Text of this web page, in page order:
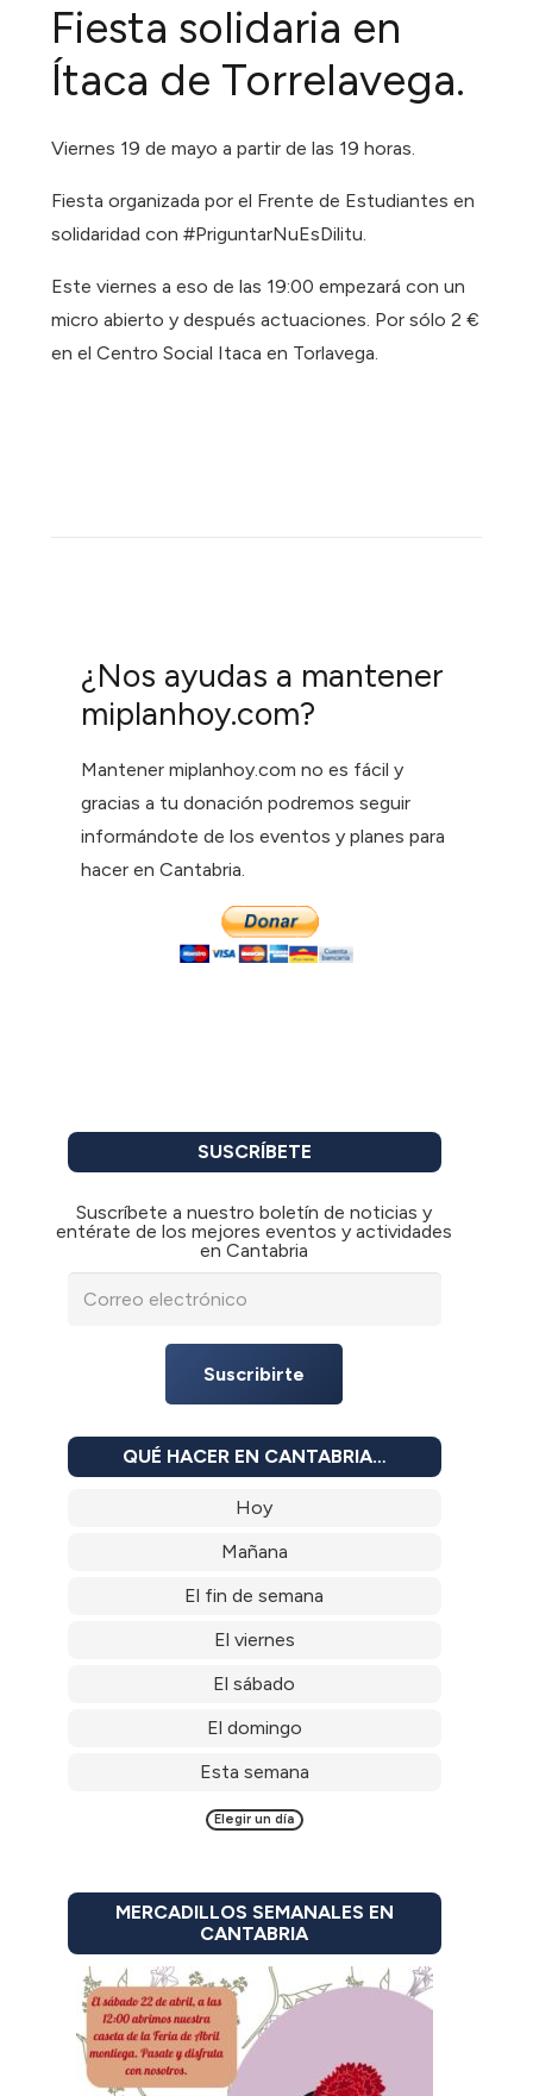
Fiesta solidaria en
Ítaca de Torrelavega.
Viernes 19 de mayo a partir de las 19 horas.
Fiesta organizada por el Frente de Estudiantes en
solidaridad con #PriguntarNuEsDilitu.
Este viernes a eso de las 19:00 empezará con un
micro abierto y después actuaciones. Por sólo 2 €
en el Centro Social Itaca en Torlavega.
¿Nos ayudas a mantener
miplanhoy.com?
Mantener miplanhoy.com no es fácil y
gracias a tu donación podremos seguir
informándote de los eventos y planes para
hacer en Cantabria.
SUSCRÍBETE
Suscríbete a nuestro boletín de noticias y
entérate de los mejores eventos y actividades
en Cantabria
Suscribirte
QUÉ HACER EN CANTABRIA…
Hoy
Mañana
El fin de semana
El viernes
El sábado
El domingo
Esta semana
Elegir un día
MERCADILLOS SEMANALES EN
CANTABRIA